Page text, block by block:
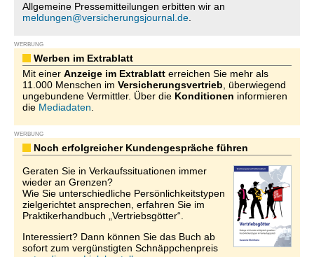
Allgemeine Pressemitteilungen erbitten wir an
meldungen@versicherungsjournal.de
WERBUNG
Werben im Extrablatt
Mit einer Anzeige im Extrablatt erreichen Sie mehr als
11.000 Menschen im Versicherungsvertrieb , überwiegend
ungebundene Vermittler. Über die Konditionen informieren
die Mediadaten
WERBUNG
Noch erfolgreicher Kundengespräche führen
Geraten Sie in Verkaufssituationen immer
wieder an Grenzen?
Wie Sie unterschiedliche Persönlichkeitstypen
zielgerichtet ansprechen, erfahren Sie im
Praktikerhandbuch „Vertriebsgötter“.
Interessiert? Dann können Sie das Buch ab
sofort zum vergünstigten Schnäppchenpreis